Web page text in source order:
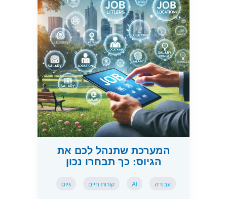
המערכת שתנהל לכם את
הגיוס: כך תבחרו נכון
עבודה AI קורות חיים גיוס